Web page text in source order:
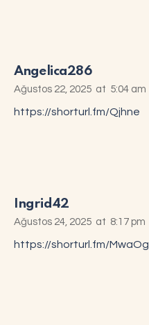
Angelica286
Ağustos 22, 2025 at 5:04 am
https://shorturl.fm/Qjhne
Ingrid42
Ağustos 24, 2025 at 8:17 pm
https://shorturl.fm/MwaOg